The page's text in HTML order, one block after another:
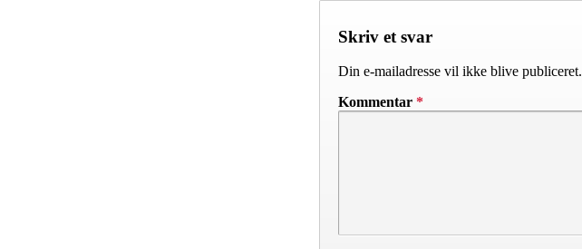
Skriv et svar
Din e-mailadresse vil ikke blive publiceret.
Kommentar *